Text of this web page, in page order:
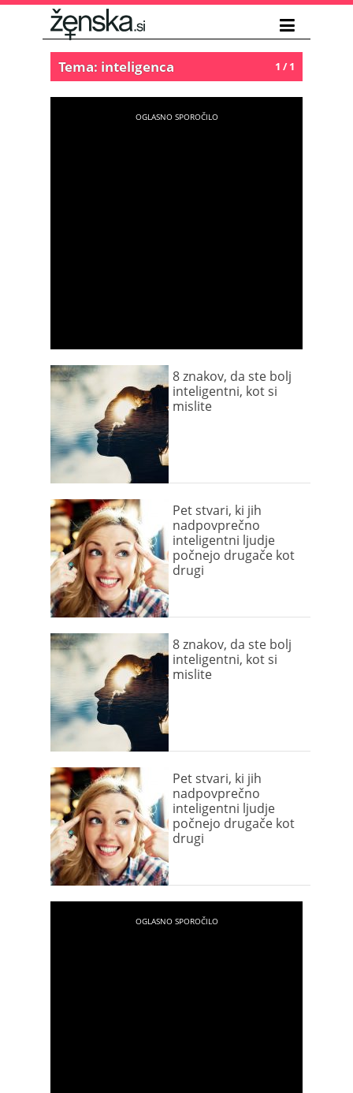
1 / 1
Tema: inteligenca
8 znakov, da ste bolj
inteligentni, kot si
mislite
Pet stvari, ki jih
nadpovprečno
inteligentni ljudje
počnejo drugače kot
drugi
8 znakov, da ste bolj
inteligentni, kot si
mislite
Pet stvari, ki jih
nadpovprečno
inteligentni ljudje
počnejo drugače kot
drugi